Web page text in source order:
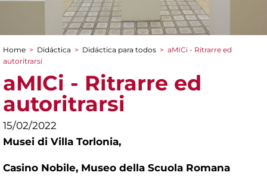
You are here
Home > Didáctica > Didáctica para todos > aMICi - Ritrarre ed
autoritrarsi
aMICi - Ritrarre ed
autoritrarsi
15/02/2022
Musei di Villa Torlonia,
Casino Nobile, Museo della Scuola Romana